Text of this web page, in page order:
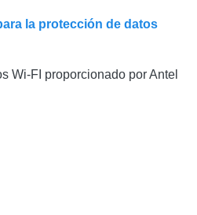
la protección de datos
Wi-FI proporcionado por Antel